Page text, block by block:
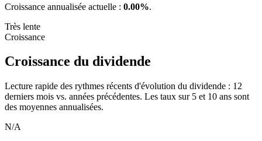
Croissance annualisée actuelle : 0.00%.
Très lente
Croissance
Croissance du dividende
Lecture rapide des rythmes récents d'évolution du dividende : 12
derniers mois vs. années précédentes. Les taux sur 5 et 10 ans sont
des moyennes annualisées.
N/A